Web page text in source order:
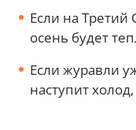
Если на Третий
осень будет
Если журавли
наступит